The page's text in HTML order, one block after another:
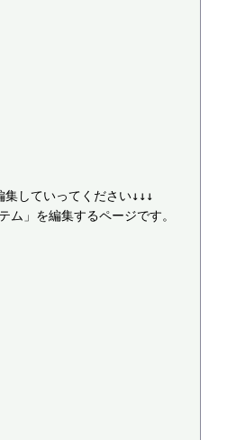
していってください↓↓↓
ム」を編集するページです。